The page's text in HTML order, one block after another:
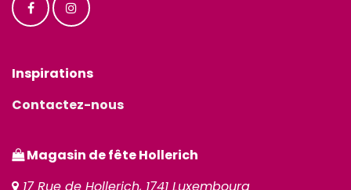
Inspirations
Contactez-nous
Magasin de fête Hollerich